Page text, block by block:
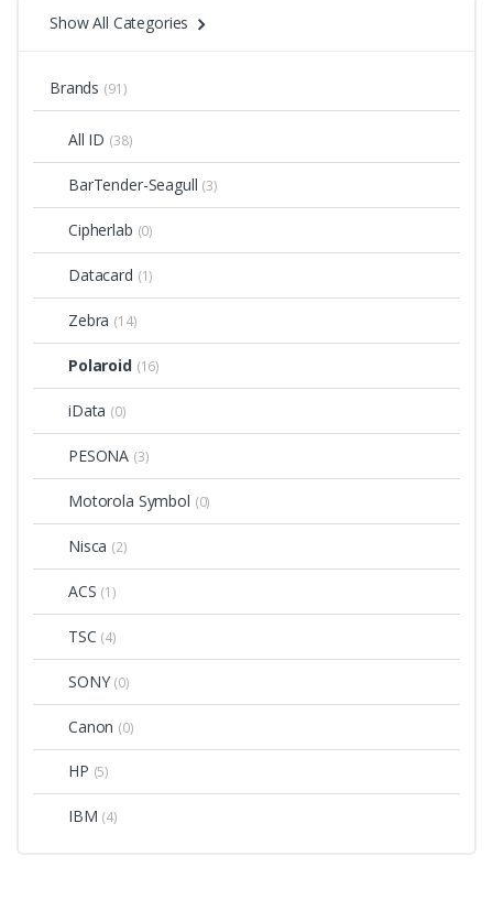
Show All Categories
Brands (91)
All ID (38)
BarTender-Seagull (3)
Cipherlab (0)
Datacard (1)
Zebra (14)
Polaroid (16)
iData (0)
PESONA (3)
Motorola Symbol (0)
Nisca (2)
ACS (1)
TSC (4)
SONY (0)
Canon (0)
HP (5)
IBM (4)